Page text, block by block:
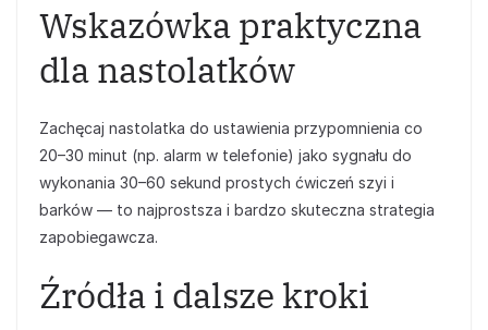
Wskazówka praktyczna
dla nastolatków
Zachęcaj nastolatka do ustawienia przypomnienia co
20–30 minut (np. alarm w telefonie) jako sygnału do
wykonania 30–60 sekund prostych ćwiczeń szyi i
barków — to najprostsza i bardzo skuteczna strategia
zapobiegawcza.
Źródła i dalsze kroki